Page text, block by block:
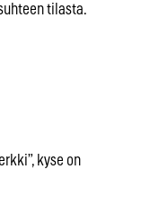
tilasta.
kyse on